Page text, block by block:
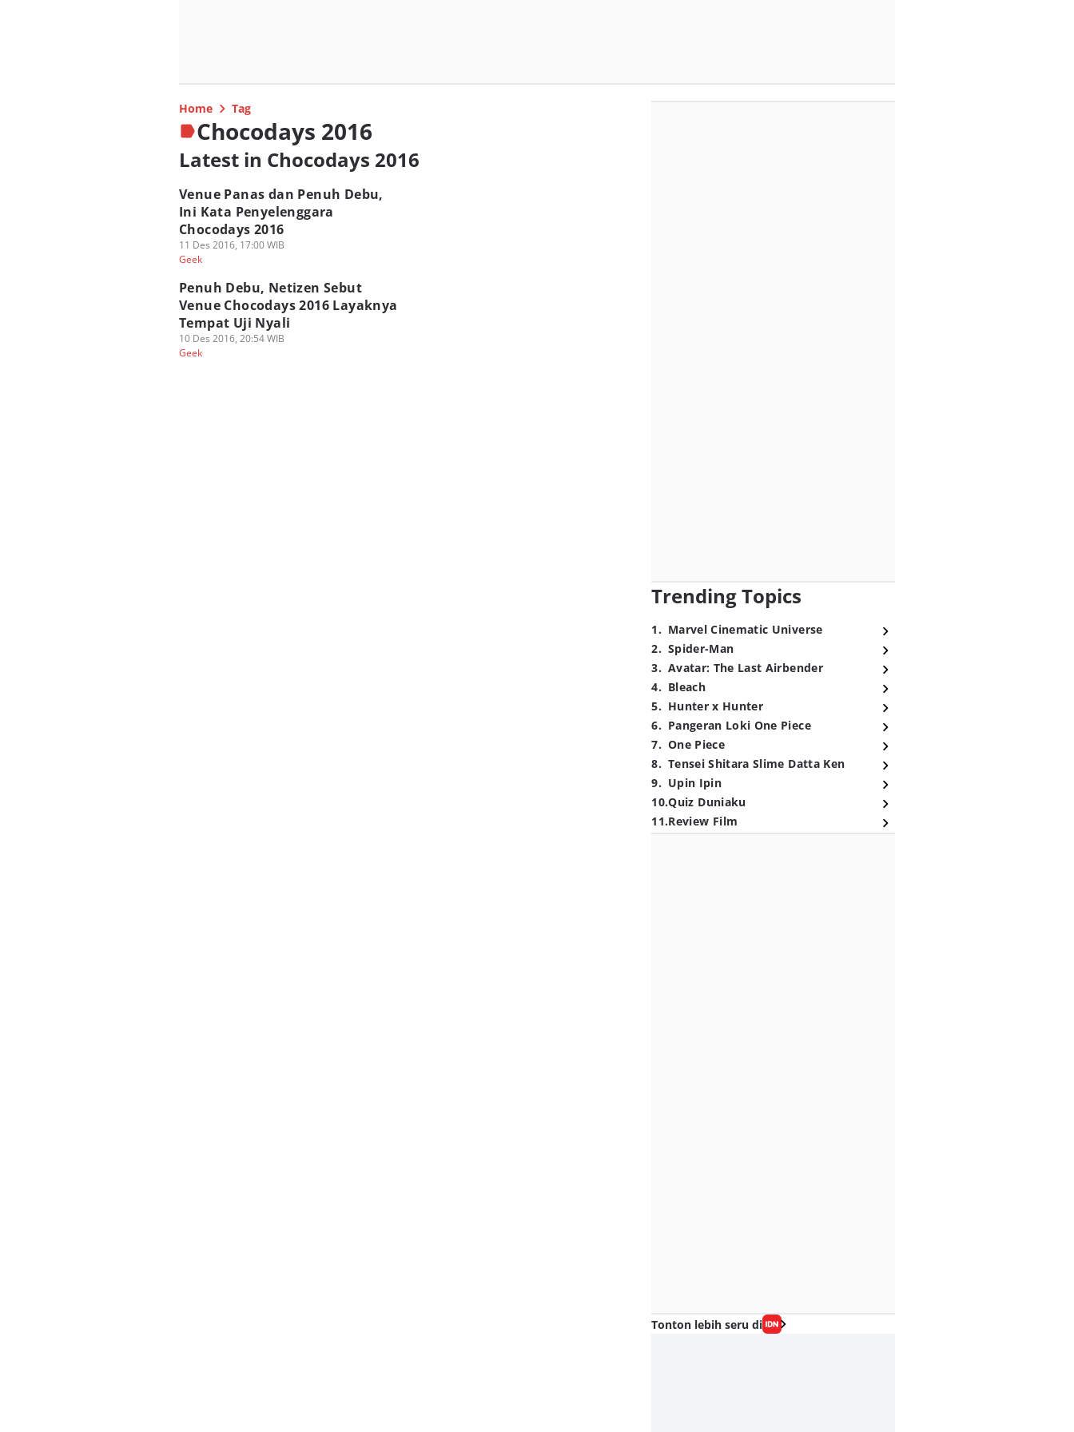
Home Tag
Chocodays 2016
Latest in Chocodays 2016
Venue Panas dan Penuh Debu,
Ini Kata Penyelenggara
Chocodays 2016
11 Des 2016, 17:00 WIB
Geek
Penuh Debu, Netizen Sebut
Venue Chocodays 2016 Layaknya
Tempat Uji Nyali
10 Des 2016, 20:54 WIB
Geek
Trending Topics
1. Marvel Cinematic Universe
2. Spider-Man
3. Avatar: The Last Airbender
4. Bleach
5. Hunter x Hunter
6. Pangeran Loki One Piece
7. One Piece
8. Tensei Shitara Slime Datta Ken
9. Upin Ipin
10.Quiz Duniaku
11.Review Film
Tonton lebih seru di